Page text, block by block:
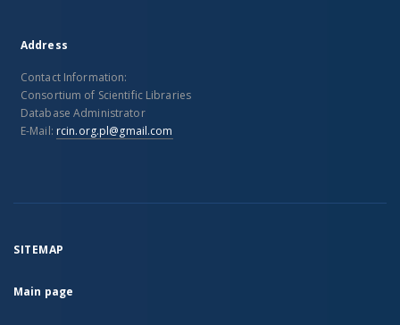
Address
Contact Information:
Consortium of Scientific Libraries
Database Administrator
E-Mail: rcin.org.pl@gmail.com
SITEMAP
Main page